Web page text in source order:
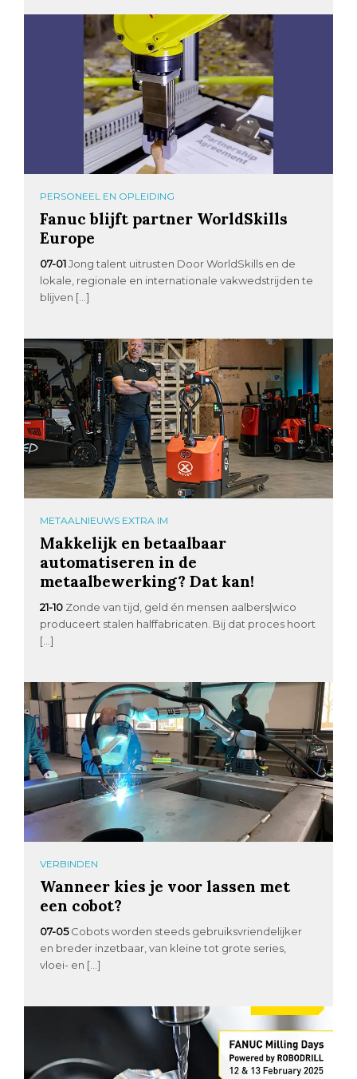
PERSONEEL EN OPLEIDING
Fanuc blijft partner WorldSkills
Europe
07-01 Jong talent uitrusten Door WorldSkills en de
lokale, regionale en internationale vakwedstrijden te
blijven […]
METAALNIEUWS EXTRA IM
Makkelijk en betaalbaar
automatiseren in de
metaalbewerking? Dat kan!
21-10 Zonde van tijd, geld én mensen aalbers|wico
produceert stalen halffabricaten. Bij dat proces hoort
[…]
VERBINDEN
Wanneer kies je voor lassen met
een cobot?
07-05 Cobots worden steeds gebruiksvriendelijker
en breder inzetbaar, van kleine tot grote series,
vloei- en […]